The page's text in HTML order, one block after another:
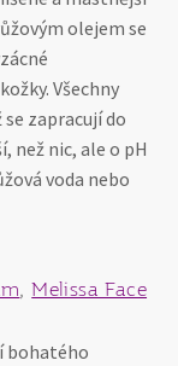
olejem se
Všechny
zapracují do
než nic, ale o pH
voda nebo
,Melissa Face
bohatého